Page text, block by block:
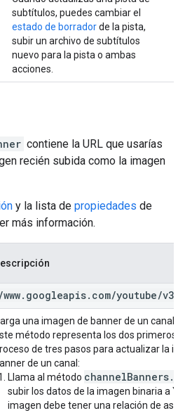
subtítulos, puedes cambiar el
estado de borradorde la pista,
subir un archivo de subtítulos
nuevo para la pista o ambas
acciones.
contiene la URL que usarías
recién subida como la imagen
y la lista de propiedades de
más información.
/www. googleapis. com/youtube/v3
una imagen de banner de un canal
método representa los dos primeros
de tres pasos para actualizar la
de un canal:
Llama al método
subir los datos de la imagen binaria a
imagen debe tener una relación de